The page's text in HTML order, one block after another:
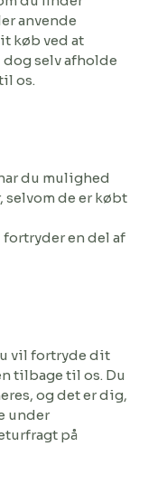
anvende
køb ved at
dog selv afholde
os.
du mulighed
selvom de er købt
en del af
vil fortryde dit
tilbage til os. Du
og det er dig,
under
på